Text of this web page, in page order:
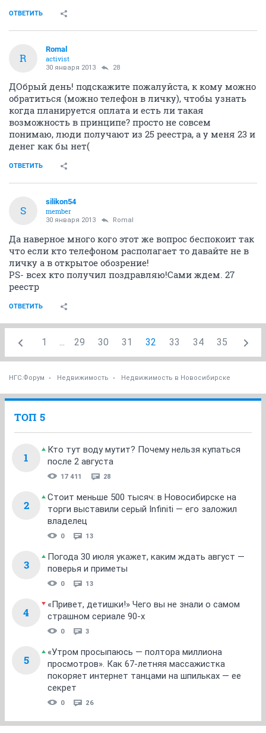
ОТВЕТИТЬ
R
Romal
activist
30 января 2013 28
ДОбрый день! подскажите пожалуйста, к кому можно
обратиться (можно телефон в личку), чтобы узнать
когда планируется оплата и есть ли такая
возможность в принципе? просто не совсем
понимаю, люди получают из 25 реестра, а у меня 23 и
денег как бы нет(
ОТВЕТИТЬ
S
silikon54
member
30 января 2013 Romal
Да наверное много кого этот же вопрос беспокоит так
что если кто телефоном располагает то давайте не в
личку а в открытое обозрение!
PS- всех кто получил поздравляю!Сами ждем. 27
реестр
ОТВЕТИТЬ
1 ... 29 30 31 32 33 34 35
НГС.Форум Недвижимость Недвижимость в Новосибирске
ТОП 5
1
Кто тут воду мутит? Почему нельзя купаться
после 2 августа
17 411 28
2
Стоит меньше 500 тысяч: в Новосибирске на
торги выставили серый Infiniti — его заложил
владелец
0 13
3
Погода 30 июля укажет, каким ждать август —
поверья и приметы
0 13
4
«Привет, детишки!» Чего вы не знали о самом
страшном сериале 90-х
0 3
5
«Утром просыпаюсь — полтора миллиона
просмотров». Как 67-летняя массажистка
покоряет интернет танцами на шпильках — ее
секрет
0 26